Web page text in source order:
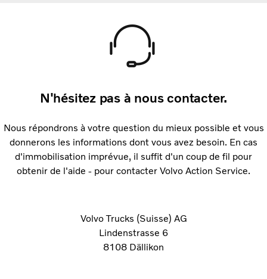
N'hésitez pas à nous contacter.
Nous répondrons à votre question du mieux possible et vous
donnerons les informations dont vous avez besoin. En cas
d'immobilisation imprévue, il suffit d'un coup de fil pour
obtenir de l'aide - pour contacter Volvo Action Service.
Volvo Trucks (Suisse) AG
Lindenstrasse 6
8108 Dällikon